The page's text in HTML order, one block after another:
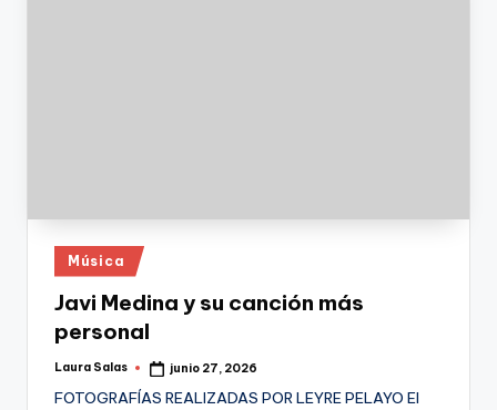
Publicado
en
Música
Javi Medina y su canción más
personal
Publicado
Laura Salas junio 27, 2026
FOTOGRAFÍAS REALIZADAS POR LEYRE PELAYO El